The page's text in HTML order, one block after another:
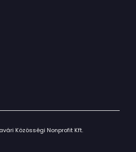
Közösségi Nonprofit Kft.